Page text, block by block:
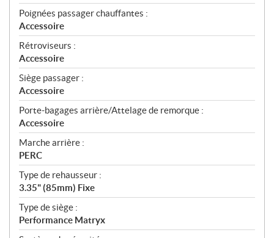
Poignées passager chauffantes :
Accessoire
Rétroviseurs :
Accessoire
Siège passager :
Accessoire
Porte-bagages arrière/Attelage de remorque :
Accessoire
Marche arrière :
PERC
Type de rehausseur :
3.35" (85mm) Fixe
Type de siège :
Performance Matryx